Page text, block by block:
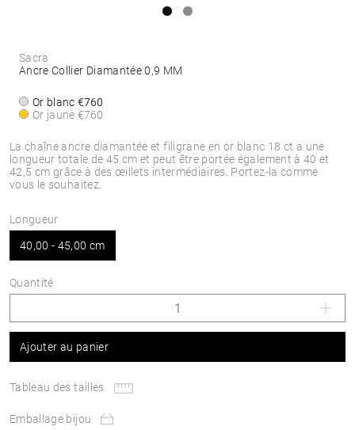
La chaîne ancre diamantée et filigrane en or blanc 18 ct a une
longueur totale de 45 cm et peut être portée également à 40 et
42,5 cm grâce à des œillets intermédiaires. Portez-la comme
vous le souhaitez.
Sacra
Ancre Collier Diamantée 0,9 MM
Or blanc€760
Or jaune€760
Longueur
40,00 - 45,00 cm
Quantité
Ajouter au panier
Tableau des tailles
Emballage bijou